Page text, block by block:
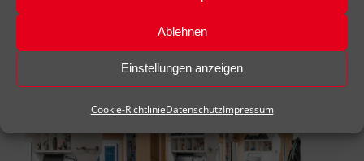
Ablehnen
Einstellungen anzeigen
Cookie-RichtlinieDatenschutzImpressum